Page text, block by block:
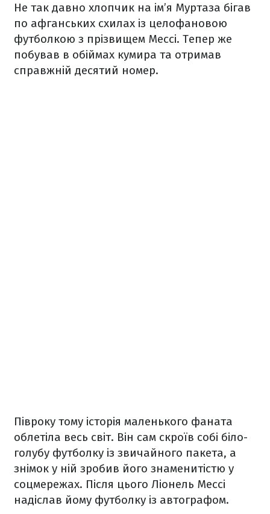
Не так давно хлопчик на ім’я Муртаза бігав
по афганських схилах із целофановою
футболкою з прізвищем Мессі. Тепер же
побував в обіймах кумира та отримав
справжній десятий номер.
Півроку тому історія маленького фаната
облетіла весь світ. Він сам скроїв собі біло-
голубу футболку із звичайного пакета, а
знімок у ній зробив його знаменитістю у
соцмережах. Після цього Ліонель Мессі
надіслав йому футболку із автографом.